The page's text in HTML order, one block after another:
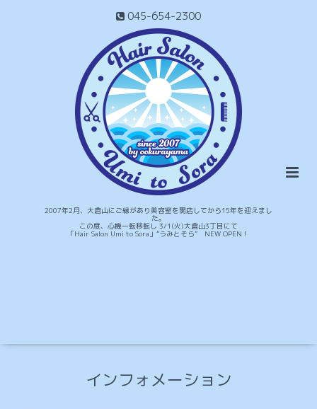
045-654-2300
2007年2月、大倉山にご縁があり美容室を開店してから15年を迎えまし
た。
この度、心機一転移転し 3/1(火)大倉山3丁目にて
「Hair Salon Umi to Sora」“うみとそら” NEW OPEN！
インフォメーション